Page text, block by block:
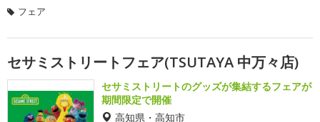
フェア
セサミストリートフェア(TSUTAYA 中万々店)
セサミストリートのグッズが集結するフェアが
期間限定で開催
高知県・高知市